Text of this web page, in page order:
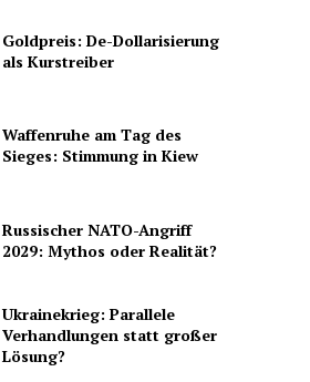
Goldpreis: De-Dollarisierung
als Kurstreiber
Waffenruhe am Tag des
Sieges: Stimmung in Kiew
Russischer NATO-Angriff
2029: Mythos oder Realität?
Ukrainekrieg: Parallele
Verhandlungen statt großer
Lösung?